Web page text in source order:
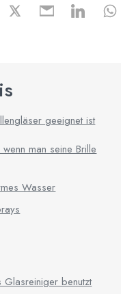
geeignet ist
man seine Brille
Wasser
benutzt